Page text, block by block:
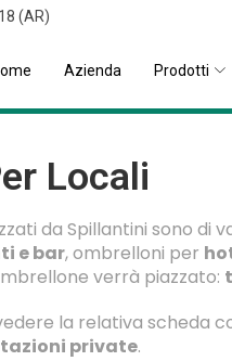
(AR)
Azienda Prodotti
Locali
da Spillantini sono di
e bar, ombrelloni per
verrà piazzato:
la relativa scheda
private.